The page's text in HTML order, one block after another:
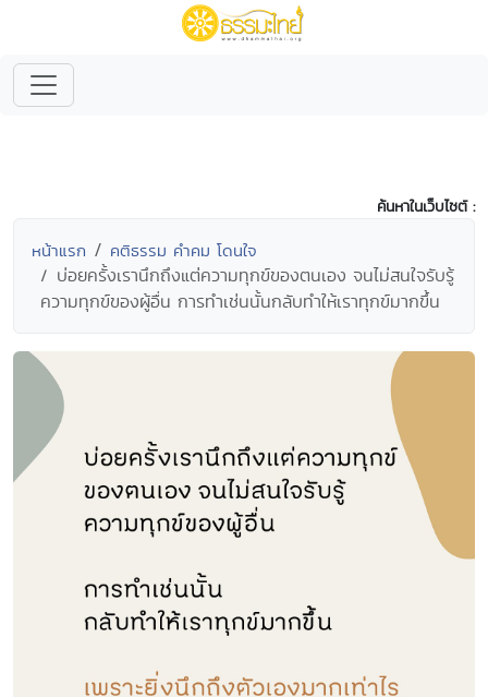
ค้นหาในเว็บไซต์ :
หน้าแรก คติธรรม คำคม โดนใจ
บ่อยครั้งเรานึกถึงแต่ความทุกข์ของตนเอง จนไม่สนใจรับรู้
ความทุกข์ของผู้อื่น การทำเช่นนั้นกลับทำให้เราทุกข์มากขึ้น